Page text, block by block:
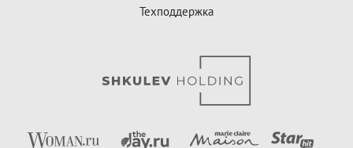
Техподдержка